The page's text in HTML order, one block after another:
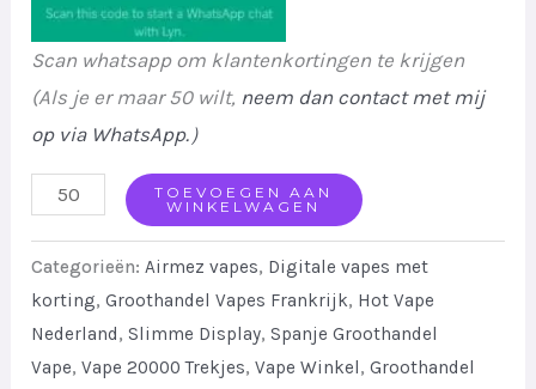
Scan whatsapp om klantenkortingen te krijgen
(Als je er maar 50 wilt, neem dan contact met mij
op via WhatsApp. ）
Airmez
20000
Disposable
Vape
Puffs
TOEVOEGEN AAN
WINKELWAGEN
Categorieën:Airmez vapes, Digitale vapes met
korting,Groothandel Vapes Frankrijk, Hot Vape
Nederland ,Slimme Display,Spanje Groothandel
Vape,Vape 20000 Trekjes,Vape Winkel ,Groothandel